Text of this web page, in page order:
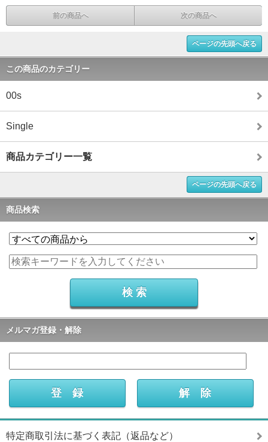
前の商品へ 次の商品へ
ページの先頭へ戻る
この商品のカテゴリー
00s
Single
商品カテゴリー一覧
ページの先頭へ戻る
商品検索
メルマガ登録・解除
特定商取引法に基づく表記（返品など）